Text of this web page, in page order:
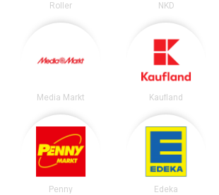
Roller NKD
Media Markt Kaufland
Penny Edeka